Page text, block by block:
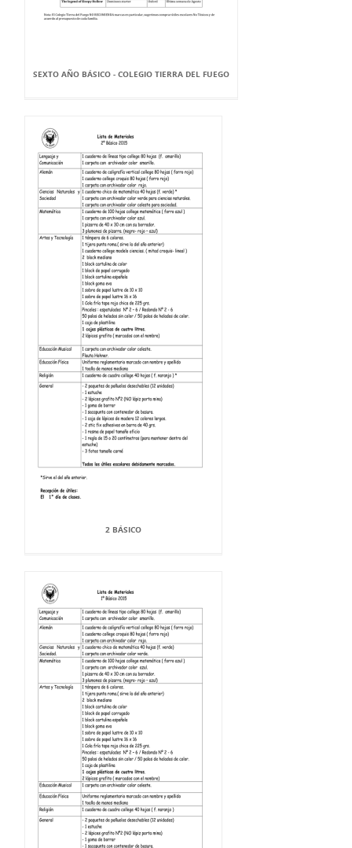
SEXTO AÑO BÁSICO - COLEGIO TIERRA DEL FUEGO
2 BÁSICO